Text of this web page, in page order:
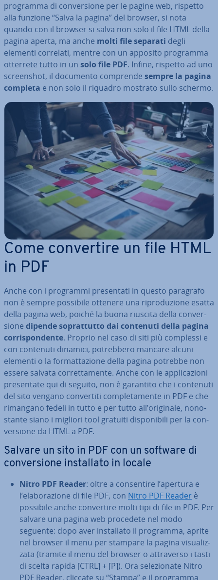
programma di con­ver­sio­ne per le pagine web, rispetto
alla funzione “Salva la pagina” del browser, si nota
quando con il browser si salva non solo il file HTML della
pagina aperta, ma anche molti file separati degli
elementi correlati, mentre con un apposito programma
otterrete tutto in un solo file PDF. Infine, rispetto ad uno
screen­shot, il documento comprende sempre la pagina
completa e non solo il riquadro mostrato sullo schermo.
Come con­ver­ti­re un file HTML
in PDF
Anche con i programmi pre­sen­ta­ti in questo paragrafo
non è sempre possibile ottenere una ri­pro­du­zio­ne esatta
della pagina web, poiché la buona riuscita della con­ver­
sio­ne dipende so­prat­tut­to dai contenuti della pagina
cor­ri­spon­den­te. Proprio nel caso di siti più complessi e
con contenuti dinamici, po­treb­be­ro mancare alcuni
elementi o la for­mat­ta­zio­ne della pagina potrebbe non
essere salvata cor­ret­ta­men­te. Anche con le ap­pli­ca­zio­ni
pre­sen­ta­te qui di seguito, non è garantito che i contenuti
del sito vengano con­ver­ti­ti com­ple­ta­men­te in PDF e che
rimangano fedeli in tutto e per tutto all’originale, no­no­
stan­te siano i migliori tool gratuiti di­spo­ni­bi­li per la con­
ver­sio­ne da HTML a PDF.
Salvare un sito in PDF con un software di
con­ver­sio­ne in­stal­la­to in locale
Nitro PDF Reader: oltre a con­sen­ti­re l’apertura e
l’ela­bo­ra­zio­ne di file PDF, con Nitro PDF Reader è
possibile anche con­ver­ti­re molti tipi di file in PDF. Per
salvare una pagina web procedete nel modo
seguente: dopo aver in­stal­la­to il programma, aprite
nel browser il menu per stampare la pagina vi­sua­liz­
za­ta (tramite il menu del browser o at­tra­ver­so i tasti
di scelta rapida [CTRL] + [P]). Ora se­le­zio­na­te Nitro
PDF Reader, cliccate su “Stampa” e il programma